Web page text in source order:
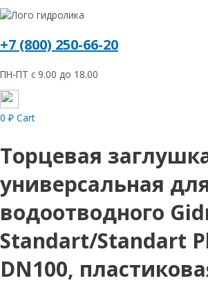
+7 (800) 250-66-20
ПН-ПТ с 9.00 до 18.00
0 ₽ Cart
Торцевая
универсальная
водоотводного
Standart/Standart
DN100,